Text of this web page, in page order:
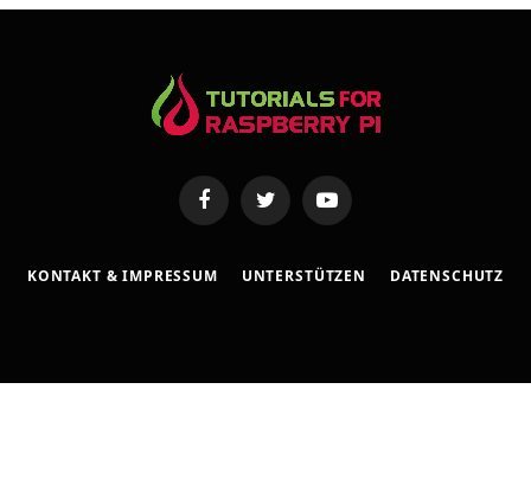
FacebookTwitter YouTube
KONTAKT & IMPRESSUM UNTERSTÜTZEN DATENSCHUTZ